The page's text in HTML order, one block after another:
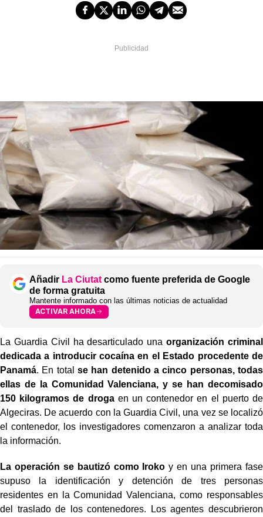
Añadir La Ciutat como fuente preferida de Google
de forma gratuita
Mantente informado con las últimas noticias de actualidad
ACTIVAR AHORA
La Guardia Civil ha desarticulado unaorganización criminal
dedicada a introducir cocaína en el Estado procedente de
Panamá. En total se han detenido a cinco personas, todas
ellas de la Comunidad Valenciana, y se han decomisado
150 kilogramos de drogaen un contenedor en el puerto de
Algeciras. De acuerdo con la Guardia Civil, una vez se localizó
el contenedor, los investigadores comenzaron a analizar toda
la información.
La operación se bautizó como Iroko y en una primera fase
supuso la identificación y detención de tres personas
residentes en la Comunidad Valenciana, como responsables
del traslado de los contenedores. Los agentes descubrieron